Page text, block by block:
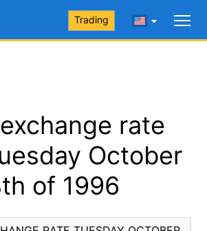
Trading
rate
October
of 1996